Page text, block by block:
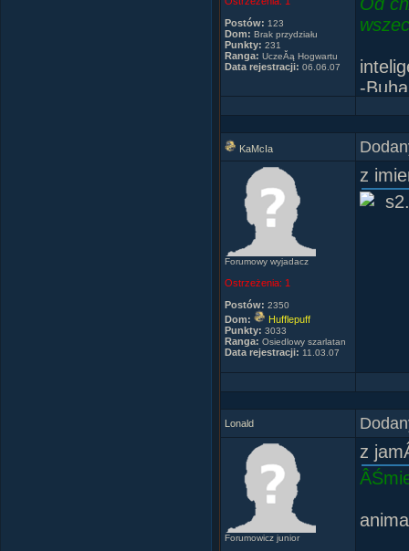
Postów: 123
Dom: Brak przydziału
Punkty: 231
Ranga: UczeĂą Hogwartu
Data rejestracji: 06.06.07
-
-
-
-
KaMcIa
Forumowy wyjadacz
Ostrzeżenia: 1
Postów: 2350
Dom:
Hufflepuff
Punkty: 3033
Ranga: Osiedlowy szarlatan
Data rejestracji: 11.03.07
z
Lonald
Forumowicz junior
z